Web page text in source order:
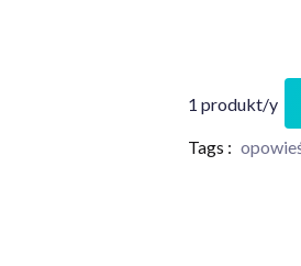
1 produkt/y
Tags :